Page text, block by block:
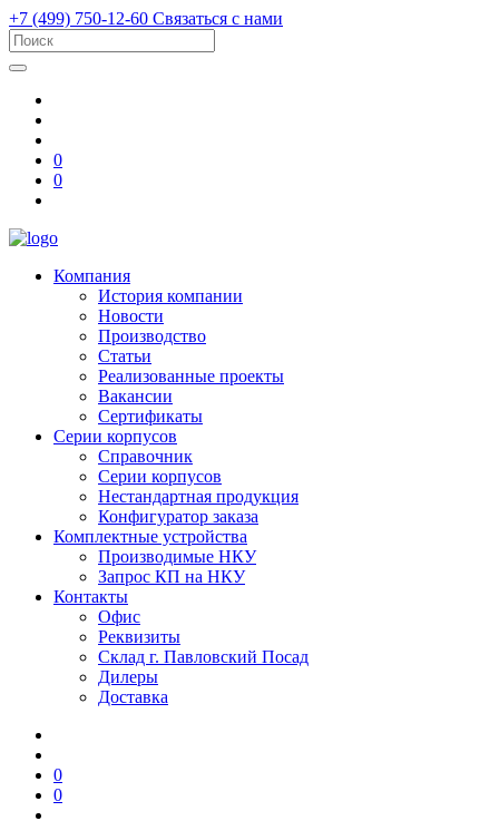
+7 (499) 750-12-60 Связаться с нами
0
0
Компания
История компании
Новости
Производство
Статьи
Реализованные проекты
Вакансии
Сертификаты
Серии корпусов
Справочник
Серии корпусов
Нестандартная продукция
Конфигуратор заказа
Комплектные устройства
Производимые НКУ
Запрос КП на НКУ
Контакты
Офис
Реквизиты
Склад г. Павловский Посад
Дилеры
Доставка
0
0